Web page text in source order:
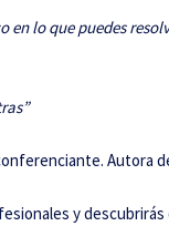
en lo que puedes
Autora
y